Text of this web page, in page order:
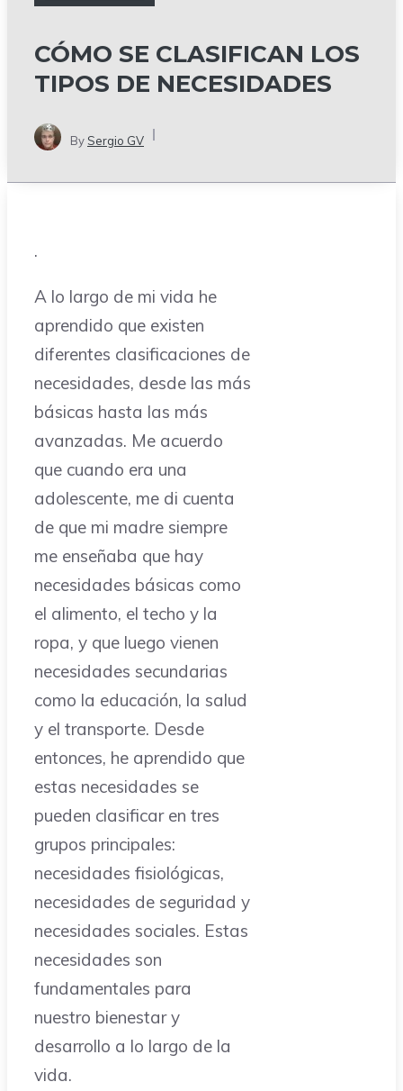
CÓMO SE CLASIFICAN LOS
TIPOS DE NECESIDADES
By Sergio GV
.
A lo largo de mi vida he
aprendido que existen
diferentes clasificaciones de
necesidades, desde las más
básicas hasta las más
avanzadas. Me acuerdo
que cuando era una
adolescente, me di cuenta
de que mi madre siempre
me enseñaba que hay
necesidades básicas como
el alimento, el techo y la
ropa, y que luego vienen
necesidades secundarias
como la educación, la salud
y el transporte. Desde
entonces, he aprendido que
estas necesidades se
pueden clasificar en tres
grupos principales:
necesidades fisiológicas,
necesidades de seguridad y
necesidades sociales. Estas
necesidades son
fundamentales para
nuestro bienestar y
desarrollo a lo largo de la
vida.